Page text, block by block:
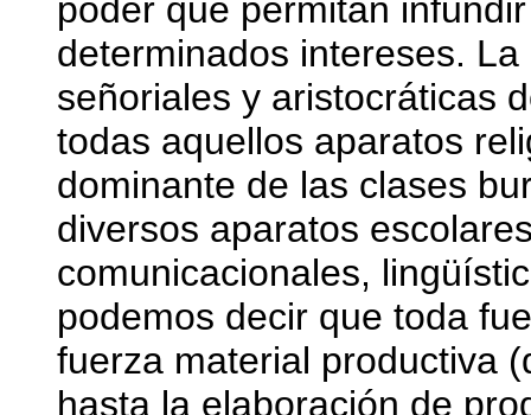
poder que permitan
determinados intereses.
señoriales y aristocráticas
todas aquellos aparatos
dominante de las clases
diversos aparatos
comunicacionales,
podemos decir que toda
fuerza material productiva
hasta la elaboración de